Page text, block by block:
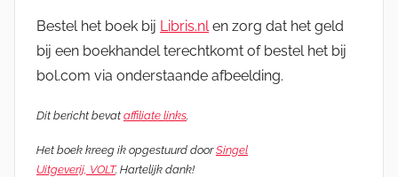
Bestel het boek bij Libris.nlen zorg dat het geld
bij een boekhandel terechtkomt of bestel het bij
bol.com via onderstaande afbeelding.
Dit bericht bevat affiliate links.
Het boek kreeg ik opgestuurd doorSingel
Uitgeverij, VOLT. Hartelijk dank!